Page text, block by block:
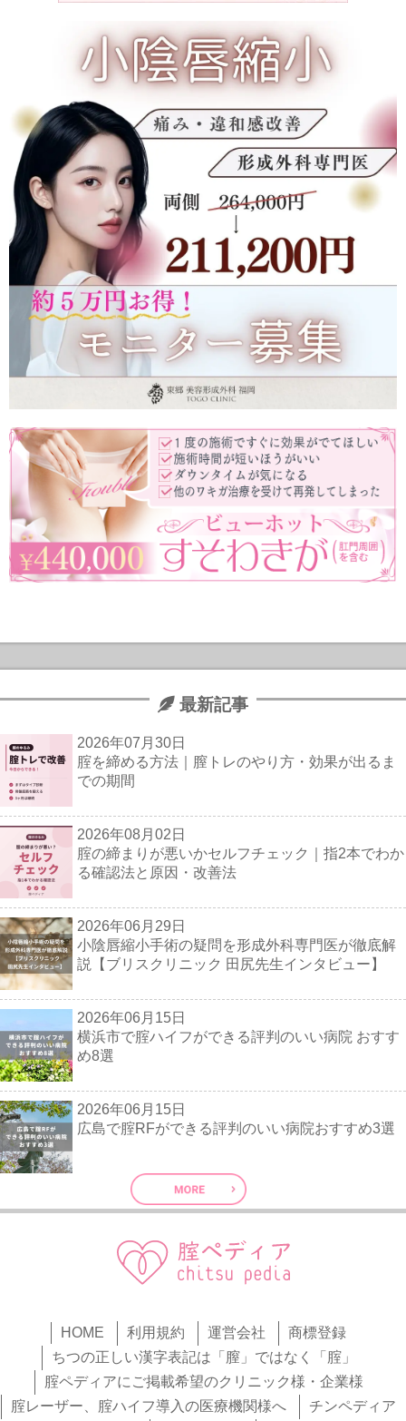
最新記事
2026年07月30日
腟を締める方法｜膣トレのやり方・効果が出るま
での期間
2026年08月02日
腟の締まりが悪いかセルフチェック｜指2本でわか
る確認法と原因・改善法
2026年06月29日
小陰唇縮小手術の疑問を形成外科専門医が徹底解
説【ブリスクリニック 田尻先生インタビュー】
2026年06月15日
横浜市で腟ハイフができる評判のいい病院 おすす
め8選
2026年06月15日
広島で腟RFができる評判のいい病院おすすめ3選
HOME 利用規約 運営会社
商標登録
ちつの正しい漢字表記は「膣」ではなく「腟」
腟ペディアにご掲載希望のクリニック様・企業様
腟レーザー、腟ハイフ導入の医療機関様へ
チンペディア